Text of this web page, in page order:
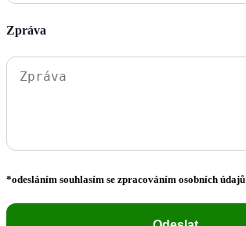
Zpráva
*odesláním souhlasím se zpracováním osobních údajů